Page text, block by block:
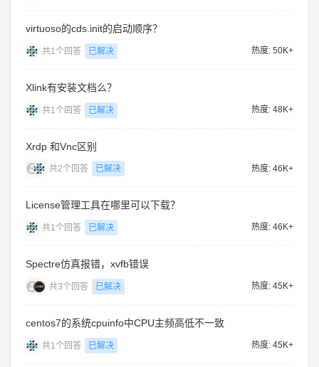
virtuoso的cds.init的启动顺序？
共1个回答 已解决 热度: 50K+
Xlink有安装文档么？
共1个回答 已解决 热度: 48K+
Xrdp 和Vnc区别
共2个回答 已解决 热度: 46K+
License管理工具在哪里可以下载？
共1个回答 已解决 热度: 46K+
Spectre仿真报错，xvfb错误
共3个回答 已解决 热度: 45K+
centos7的系统cpuinfo中CPU主频高低不一致
共1个回答 已解决 热度: 45K+